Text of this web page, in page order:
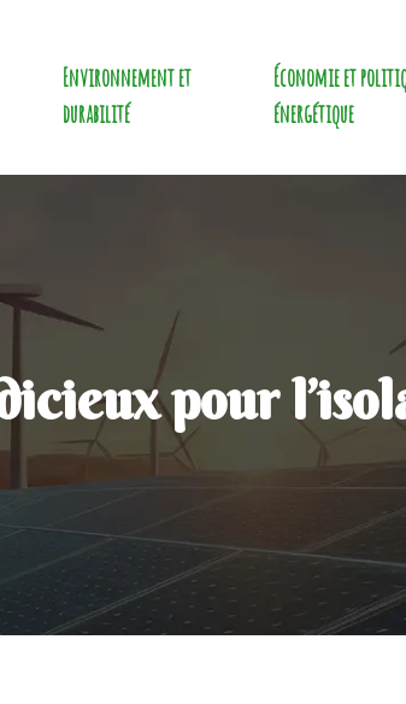
Environnement et
durabilité
Économie et
énergétique
pour